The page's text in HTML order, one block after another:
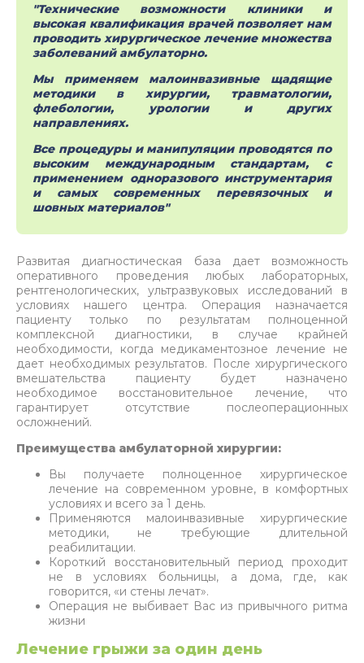
"Технические возможности клиники и
высокая квалификация врачей позволяет нам
проводить хирургическое лечение множества
заболеваний амбулаторно.
Мы применяем малоинвазивные щадящие
методики в хирургии, травматологии,
флебологии, урологии и других
направлениях.
Все процедуры и манипуляции проводятся по
высоким международным стандартам, с
применением одноразового инструментария
и самых современных перевязочных и
шовных материалов"
Развитая диагностическая база дает возможность
оперативного проведения любых лабораторных,
рентгенологических, ультразвуковых исследований в
условиях нашего центра. Операция назначается
пациенту только по результатам полноценной
комплексной диагностики, в случае крайней
необходимости, когда медикаментозное лечение не
дает необходимых результатов. После хирургического
вмешательства пациенту будет назначено
необходимое восстановительное лечение, что
гарантирует отсутствие послеоперационных
осложнений.
Преимущества амбулаторной хирургии:
Вы получаете полноценное хирургическое
лечение на современном уровне, в комфортных
условиях и всего за 1 день.
Применяются малоинвазивные хирургические
методики, не требующие длительной
реабилитации.
Короткий восстановительный период проходит
не в условиях больницы, а дома, где, как
говорится, «и стены лечат».
Операция не выбивает Вас из привычного ритма
жизни
Лечение грыжи за один день